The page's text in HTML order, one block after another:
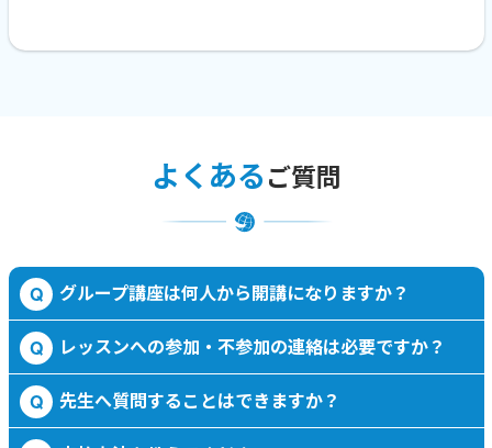
よくあるご質問
Q グループ講座は何人から開講になりますか？
Q レッスンへの参加・不参加の連絡は必要ですか？
Q 先生へ質問することはできますか？